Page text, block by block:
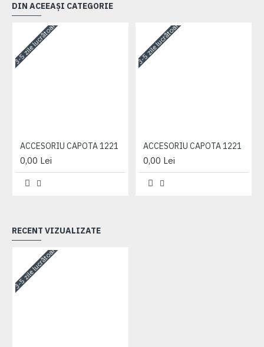
DIN ACEEAȘI CATEGORIE
3-5 zile lucrătoare
ACCESORIU CAPOTA 1221
0,00 Lei
3-5 zile lucrătoare
ACCESORIU CAPOTA 1221
0,00 Lei
RECENT VIZUALIZATE
3-5 zile lucrătoare